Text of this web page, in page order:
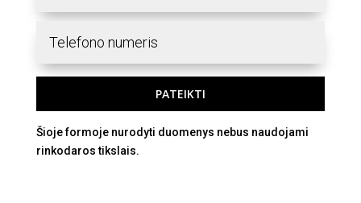
PATEIKTI
Šioje formoje nurodyti duomenys nebus naudojami
rinkodaros tikslais.